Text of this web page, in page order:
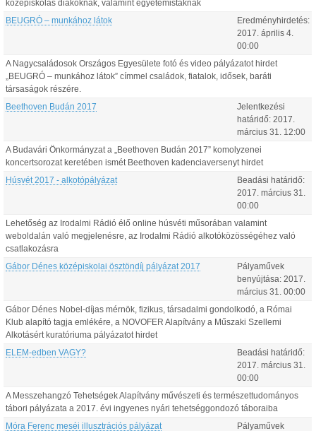
középiskolás diákoknak, valamint egyetemistáknak
BEUGRÓ – munkához látok
Eredményhirdetés:
2017. április 4
00:00
A Nagycsaládosok Országos Egyesülete fotó és video pályázatot hirdet
„BEUGRÓ – munkához látok” címmel családok, fiatalok, idősek, baráti
társaságok részére.
Beethoven Budán 2017
Jelentkezési
határidő: 2017.
március 31 12:00
A Budavári Önkormányzat a „Beethoven Budán 2017” komolyzenei
koncertsorozat keretében ismét Beethoven kadenciaversenyt hirdet
Húsvét 2017 - alkotópályázat
Beadási határidő:
2017. március 31
00:00
Lehetőség az Irodalmi Rádió élő online húsvéti műsorában valamint
weboldalán való megjelenésre, az Irodalmi Rádió alkotóközösségéhez való
csatlakozásra
Gábor Dénes középiskolai ösztöndíj pályázat 2017
Pályaművek
benyújtása: 2017.
március 31 00:00
Gábor Dénes Nobel-díjas mérnök, fizikus, társadalmi gondolkodó, a Római
Klub alapító tagja emlékére, a NOVOFER Alapítvány a Műszaki Szellemi
Alkotásért kuratóriuma pályázatot hirdet
ELEM-edben VAGY?
Beadási határidő:
2017. március 31
00:00
A Messzehangzó Tehetségek Alapítvány művészeti és természettudományos
tábori pályázata a 2017. évi ingyenes nyári tehetséggondozó táboraiba
Móra Ferenc meséi illusztrációs pályázat
Pályaművek